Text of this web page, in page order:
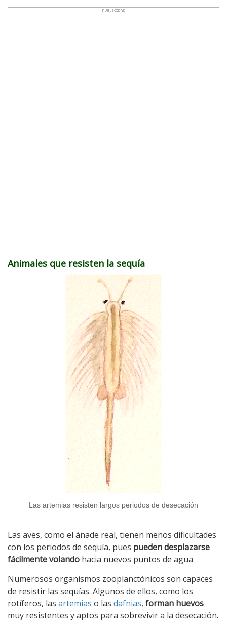
Animales que resisten la sequía
Las artemias resisten largos periodos de desecación
Las aves, como el ánade real, tienen menos dificultades
con los periodos de sequía, pues pueden desplazarse
fácilmente volando hacia nuevos puntos de agua
Numerosos organismos zooplanctónicos son capaces
de resistir las sequías. Algunos de ellos, como los
rotíferos, las artemias o las dafnias, forman huevos
muy resistentes y aptos para sobrevivir a la desecación.